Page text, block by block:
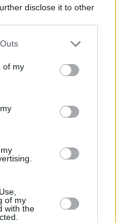
disclose it to other
one or more Google
You may click to
its third-party tags to
in below Google
of my
of my
with the